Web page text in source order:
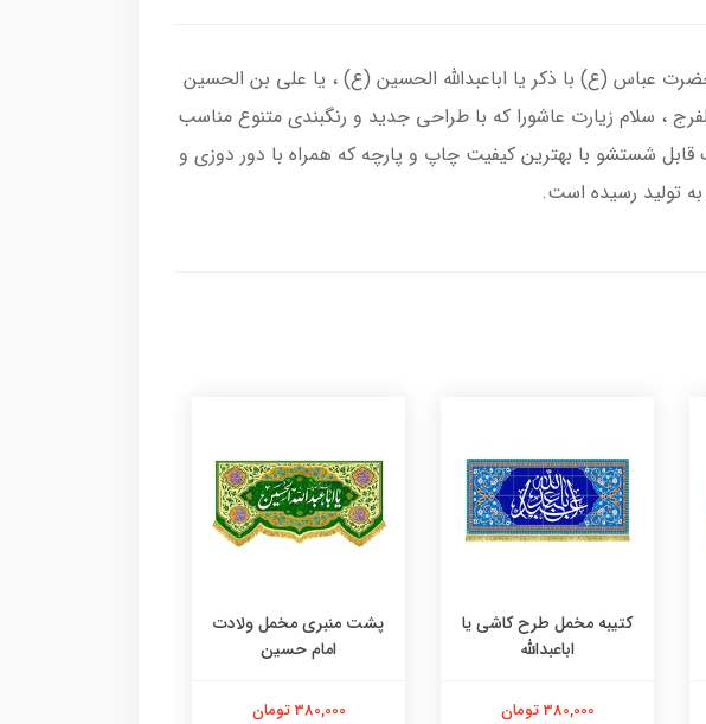
عباس (ع) با ذکر یا اباعبدالله الحسین (ع) ، یا علی بن الحسین
، سلام زیارت عاشورا که با طراحی جدید و رنگبندی متنوع مناسب
شستشو با بهترین کیفیت چاپ و پارچه که همراه با دور دوزی و
تولید رسیده است.
پشت منبری مخمل ولادت
امام حسین
380,000 تومان
پشت منبری مخمل ولادت
امام حسین
380,000 تومان